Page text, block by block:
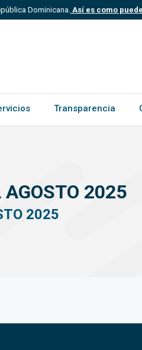
Dominicana. Así es como
que pertenece a una organización
Transparencia
AGOSTO 2025
2025